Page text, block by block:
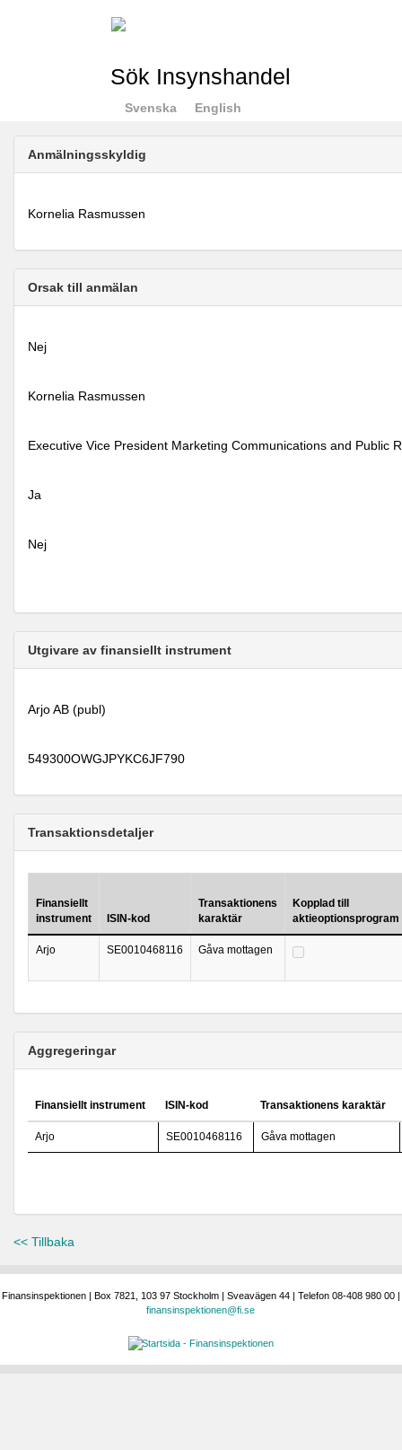
Sök Insynshandel
Svenska English
Anmälningsskyldig
Kornelia Rasmussen
Orsak till anmälan
Nej
Kornelia Rasmussen
Executive Vice President Marketing Communications and Public
Ja
Nej
Utgivare av finansiellt instrument
Arjo AB (publ)
549300OWGJPYKC6JF790
Transaktionsdetaljer
Finansiellt
instrument
ISIN-kod
Transaktionens
karaktär
Kopplad till
aktieoptionsprogram
Arjo SE0010468116 Gåva mottagen
Aggregeringar
Finansiellt instrument ISIN-kod Transaktionens karaktär
Arjo SE0010468116 Gåva mottagen
<< Tillbaka
Finansinspektionen | Box 7821, 103 97 Stockholm | Sveavägen 44 | Telefon 08-408 980 00 |
finansinspektionen@fi.se